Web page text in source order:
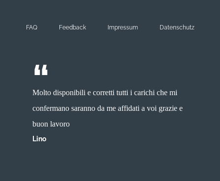
FAQ Feedback Impressum Datenschutz
Molto disponibili e corretti tutti i carichi che mi
confermano saranno da me affidati a voi grazie e
buon lavoro
Lino